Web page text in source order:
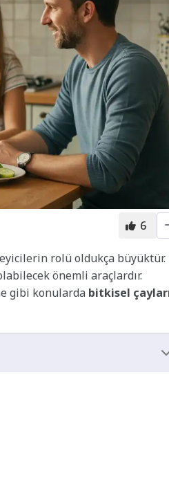
6
rolü oldukça büyüktür.
önemli araçlardır.
gibi konularda bitkisel